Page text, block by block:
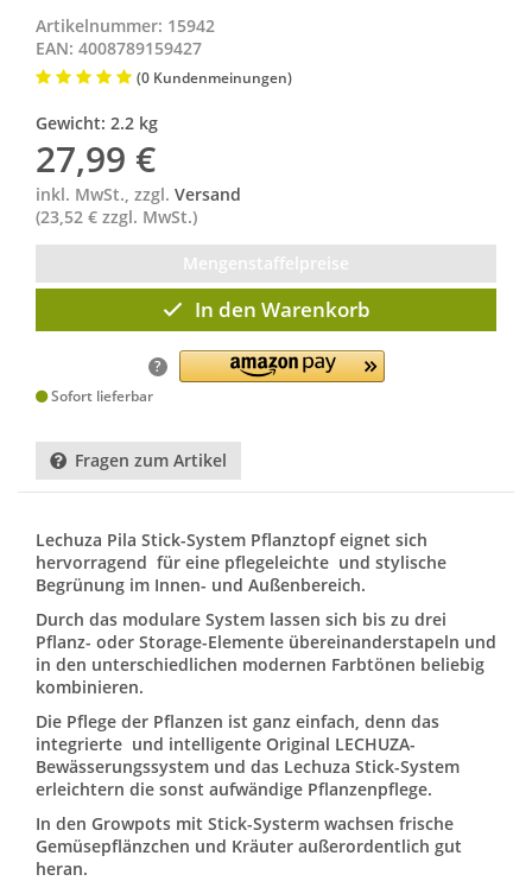
Artikelnummer: 15942
EAN: 4008789159427
(0 Kundenmeinungen)
Gewicht: 2.2 kg
27,99 €
inkl. MwSt., zzgl. Versand
(23,52 € zzgl. MwSt.)
Mengenstaffelpreise
In den Warenkorb
?
Sofort lieferbar
Fragen zum Artikel
Lechuza Pila Stick-System Pflanztopf eignet sich
hervorragend für eine pflegeleichte und stylische
Begrünung im Innen- und Außenbereich.
Durch das modulare System lassen sich bis zu drei
Pflanz- oder Storage-Elemente übereinanderstapeln und
in den unterschiedlichen modernen Farbtönen beliebig
kombinieren.
Die Pflege der Pflanzen ist ganz einfach, denn das
integrierte und intelligente Original LECHUZA-
Bewässerungssystem und das Lechuza Stick-System
erleichtern die sonst aufwändige Pflanzenpflege.
In den Growpots mit Stick-Systerm wachsen frische
Gemüsepflänzchen und Kräuter außerordentlich gut
heran.